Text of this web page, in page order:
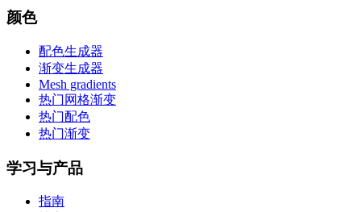
颜色
配色生成器
渐变生成器
Mesh gradients
热门网格渐变
热门配色
热门渐变
学习与产品
指南